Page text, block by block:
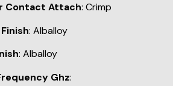
Contact Attach: Crimp
: Alballoy
: Alballoy
Ghz: